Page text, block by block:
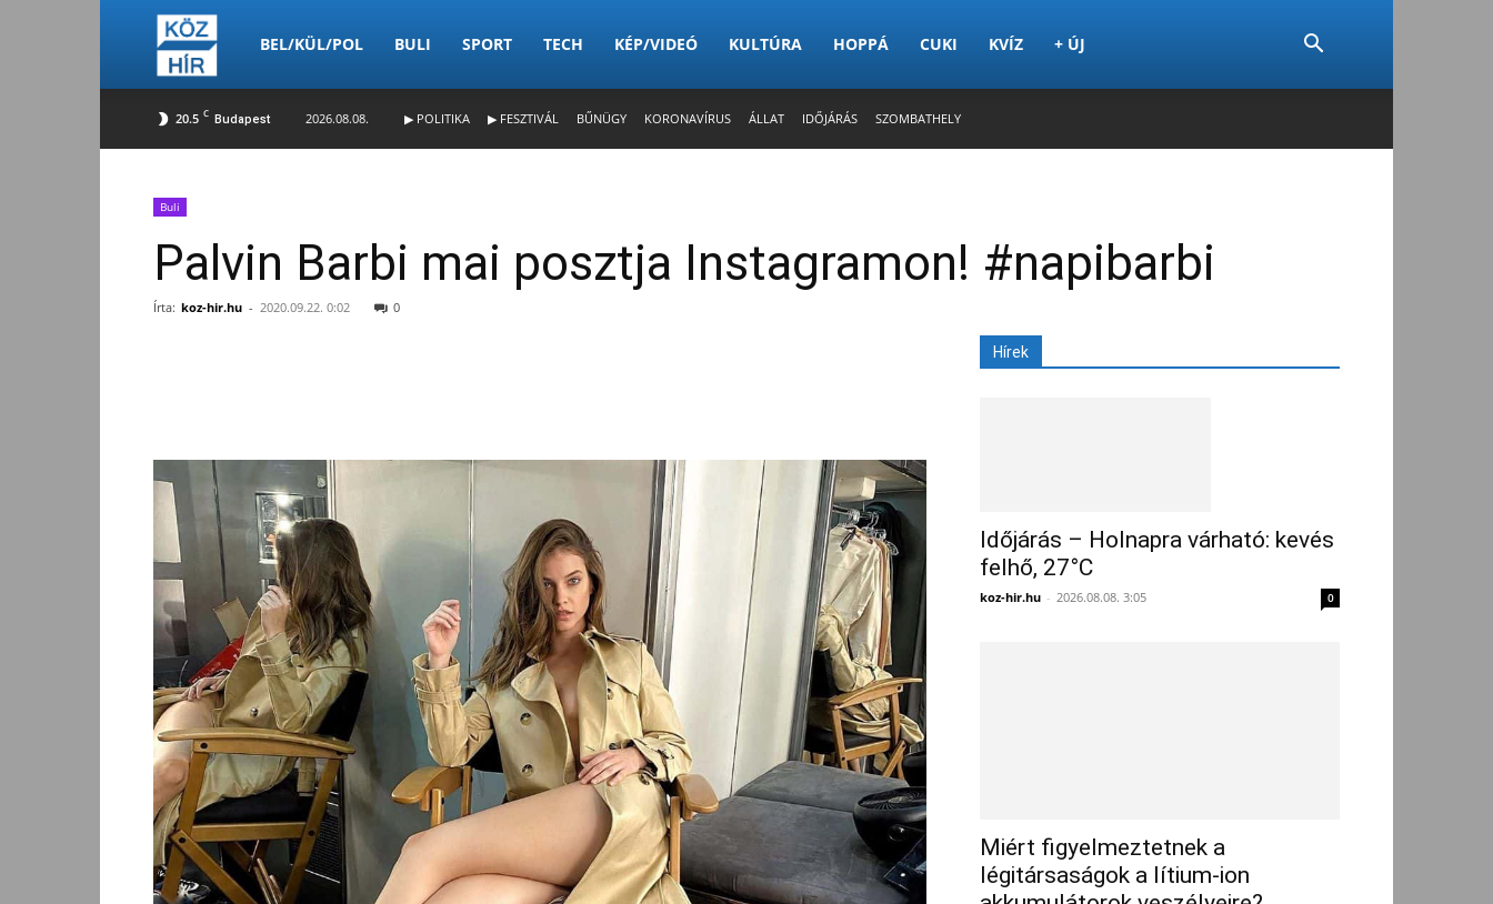
Köz-
Hír
BEL/KÜL/POL BULI SPORT TECH KÉP/VIDEÓ KULTÚRA HOPPÁ CUKI KVÍZ + ÚJ
20.5 C Budapest 2026.08.08. ▶ POLITIKA ▶ FESZTIVÁL BŰNÜGY KORONAVÍRUS ÁLLAT IDŐJÁRÁS SZOMBATHELY
Buli
Palvin Barbi mai posztja Instagramon! #napibarbi
Írta: koz-hir.hu - 2020.09.22. 0:02 0
Hírek
Időjárás – Holnapra várható: kevés
felhő, 27°C
koz-hir.hu - 2026.08.08. 3:05 0
Miért figyelmeztetnek a
légitársaságok a lítium-ion